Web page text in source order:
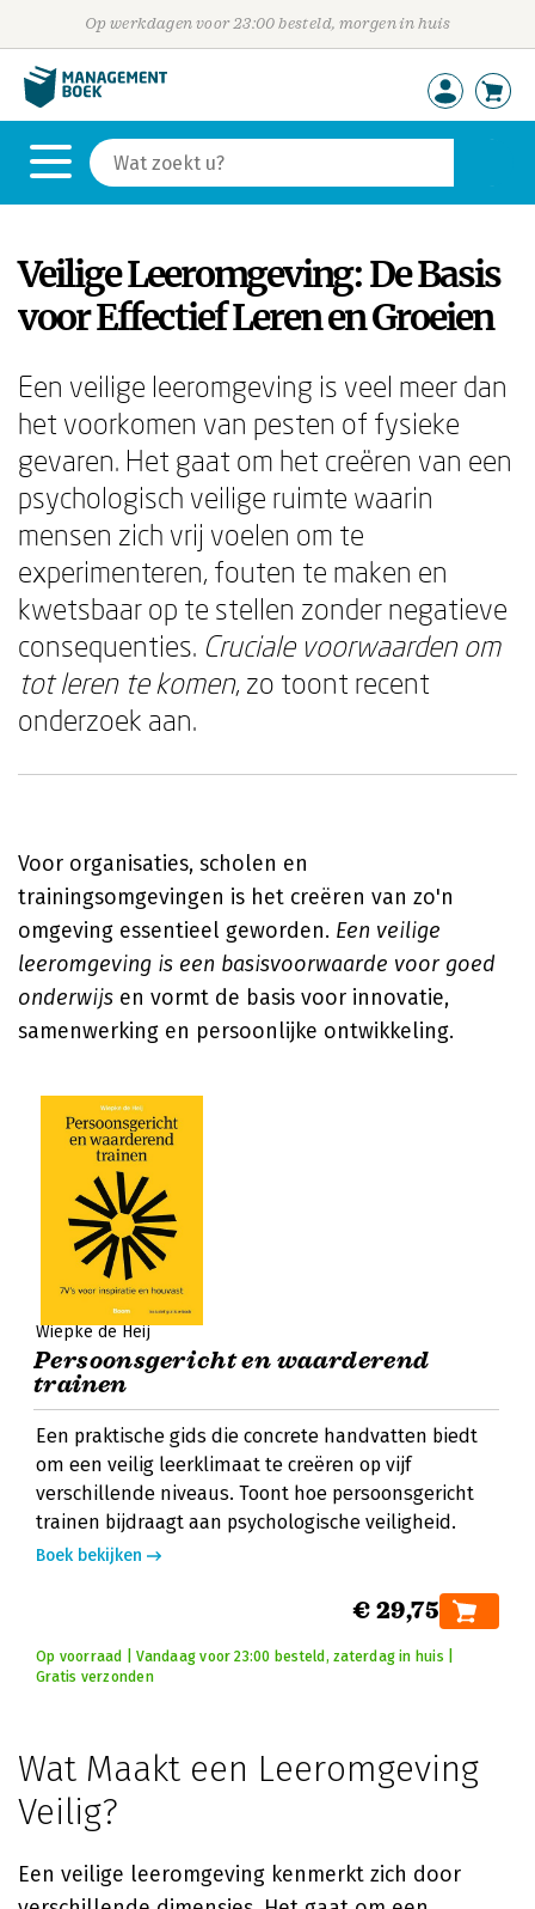
Op werkdagen voor 23:00 besteld, morgen in huis
Veilige Leeromgeving: De Basis
voor Effectief Leren en Groeien
Een veilige leeromgeving is veel meer dan
het voorkomen van pesten of fysieke
gevaren. Het gaat om het creëren van een
psychologisch veilige ruimte waarin
mensen zich vrij voelen om te
experimenteren, fouten te maken en
kwetsbaar op te stellen zonder negatieve
consequenties. Cruciale voorwaarden om
tot leren te komen, zo toont recent
onderzoek aan.
Voor organisaties, scholen en
trainingsomgevingen is het creëren van zo'n
omgeving essentieel geworden. Een veilige
leeromgeving is een basisvoorwaarde voor goed
onderwijs en vormt de basis voor innovatie,
samenwerking en persoonlijke ontwikkeling.
Wiepke de Heij
Persoonsgericht en waarderend
trainen
Een praktische gids die concrete handvatten biedt
om een veilig leerklimaat te creëren op vijf
verschillende niveaus. Toont hoe persoonsgericht
trainen bijdraagt aan psychologische veiligheid.
Boek bekijken
€ 29,75
Op voorraad | Vandaag voor 23:00 besteld, zaterdag in huis |
Gratis verzonden
Wat Maakt een Leeromgeving
Veilig?
Een veilige leeromgeving kenmerkt zich door